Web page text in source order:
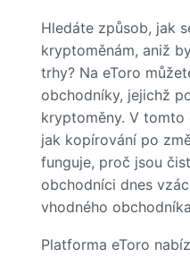
Hledáte způsob, jak
kryptoměnám, aniž
trhy? Na eToro
obchodníky, jejichž
kryptoměny. V tomto
jak kopírování po
funguje, proč jsou
obchodníci dnes
vhodného
Platforma eToro